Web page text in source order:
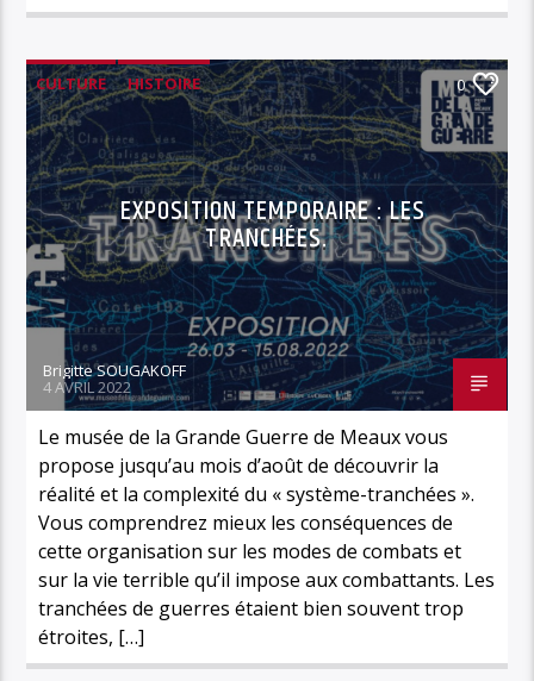
CULTURE
HISTOIRE
MUSÉE DE LA GRANDE GUERRE
0
EXPOSITION TEMPORAIRE : LES
TRANCHÉES.
Brigitte SOUGAKOFF
4 AVRIL 2022
Le musée de la Grande Guerre de Meaux vous
propose jusqu’au mois d’août de découvrir la
réalité et la complexité du « système-tranchées ».
Vous comprendrez mieux les conséquences de
cette organisation sur les modes de combats et
sur la vie terrible qu’il impose aux combattants. Les
tranchées de guerres étaient bien souvent trop
étroites, […]